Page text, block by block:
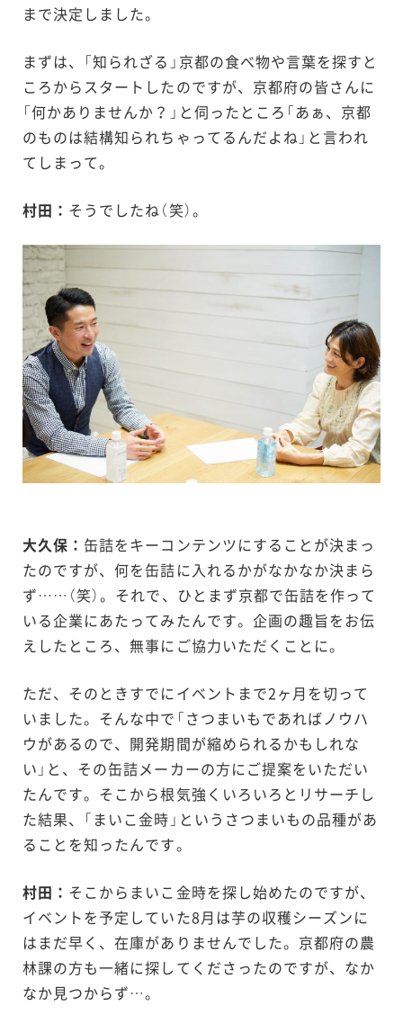
まで決定しました。
まずは、「知られざる」京都の食べ物や言葉を探すと
ころからスタートしたのですが、京都府の皆さんに
「何かありませんか？」と伺ったところ「あぁ、京都
のものは結構知られちゃってるんだよね」と言われ
てしまって。
村田： そうでしたね（笑）。
大久保： 缶詰をキーコンテンツにすることが決まっ
たのですが、何を缶詰に入れるかがなかなか決まら
ず……（笑）。それで、ひとまず京都で缶詰を作って
いる企業にあたってみたんです。企画の趣旨をお伝
えしたところ、無事にご協力いただくことに。
ただ、そのときすでにイベントまで2ヶ月を切って
いました。そんな中で「さつまいもであればノウハ
ウがあるので、開発期間が縮められるかもしれな
い」と、その缶詰メーカーの方にご提案をいただい
たんです。そこから根気強くいろいろとリサーチし
た結果、「まいこ金時」というさつまいもの品種があ
ることを知ったんです。
村田： そこからまいこ金時を探し始めたのですが、
イベントを予定していた8月は芋の収穫シーズンに
はまだ早く、在庫がありませんでした。京都府の農
林課の方も一緒に探してくださったのですが、なか
なか見つからず…。